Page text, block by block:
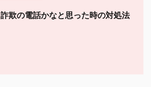
詐欺の電話かなと思った時の対処法